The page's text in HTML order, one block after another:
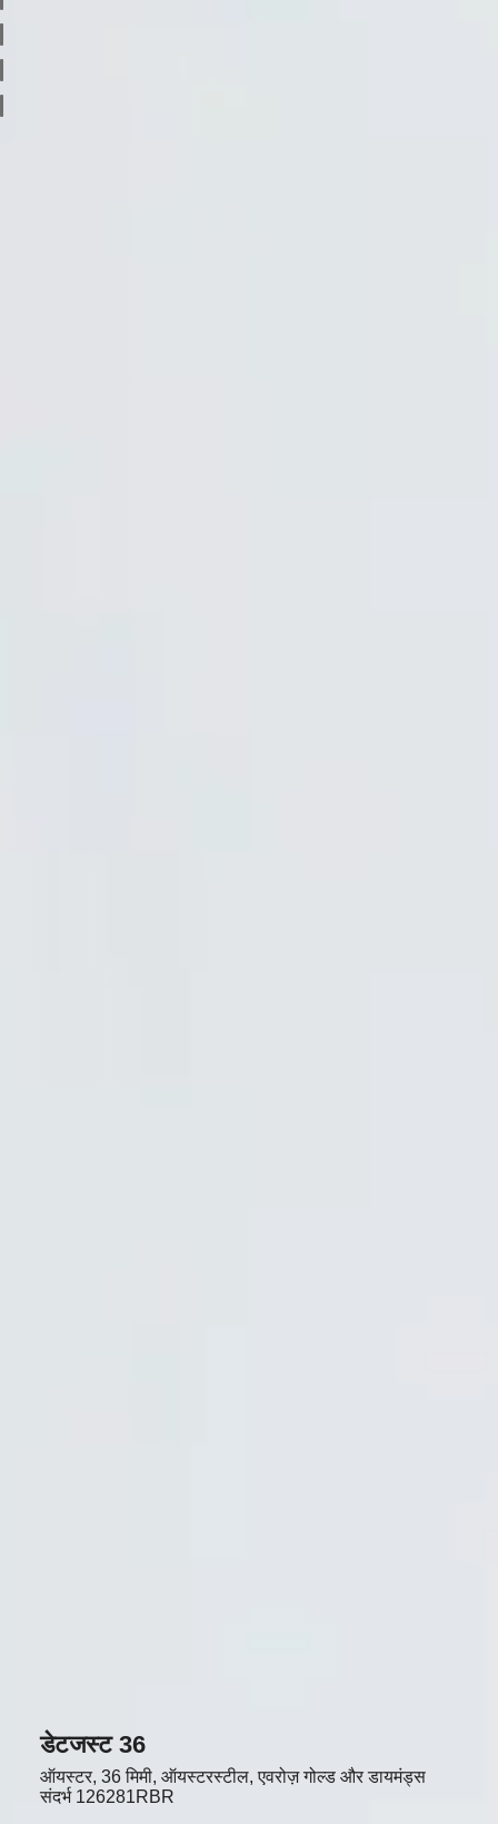
डेटजस्ट 36
ऑयस्टर, 36 मिमी, ऑयस्टरस्टील, एवरोज़ गोल्ड और डायमंड्स
संदर्भ 126281RBR